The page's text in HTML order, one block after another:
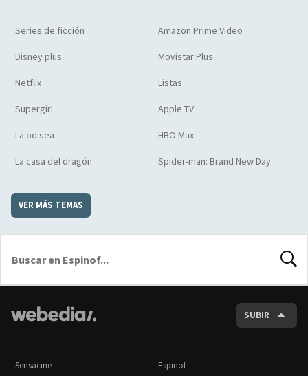
Series de ficción Amazon Prime Video
Disney plus Movistar Plus
Netflix Listas
Supergirl Apple TV
La odisea HBO Max
La casa del dragón Spider-man: Brand New Day
VER MÁS TEMAS
SUBIR
Sensacine Espinof